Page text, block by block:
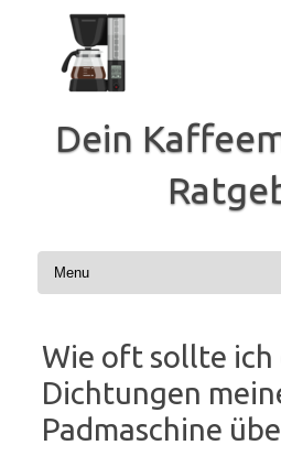
springen
Dein
Wie oft sollte ich
Dichtungen
Padmaschine